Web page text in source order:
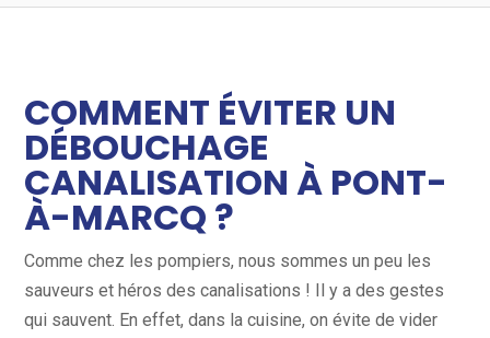
COMMENT ÉVITER UN
DÉBOUCHAGE
CANALISATION À PONT-
À-MARCQ ?
Comme chez les pompiers, nous sommes un peu les
sauveurs et héros des canalisations ! Il y a des gestes
qui sauvent. En effet, dans la cuisine, on évite de vider